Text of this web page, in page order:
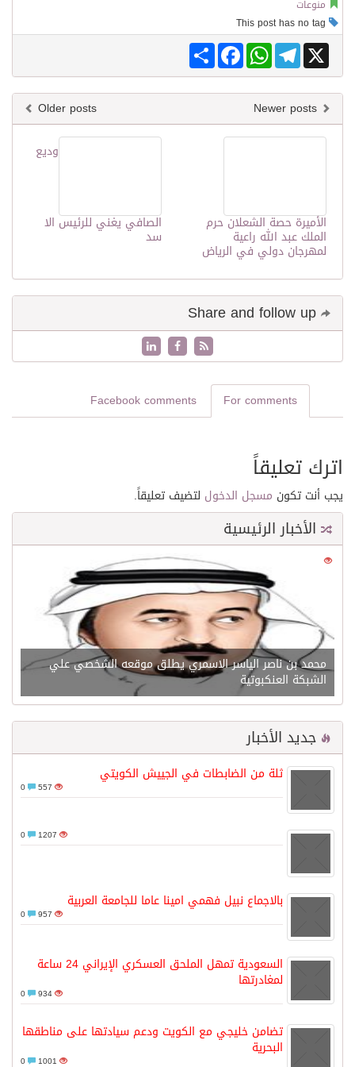
منوعات
Share
FacebookWhatsAppTelegram X
Older posts
وديع
الصافي يغني للرئيس الا
سد
الأميرة حصة الشعلان حرم
الملك عبد الله راعية
لمهرجان دولي في الرياض
For comments
Facebook comments
اترك تعليقاً
يجب أنت تكون مسجل الدخول لتضيف تعليقاً.
الأخبار الرئيسية
21529
محمد بن ناصر الياسر الاسمري يطلق موقعه الشخصي علي
الشبكة العنكبوتية
جديد الأخبار
ثلة من الضابطات في الجييش الكويتي
557
1207
بالاجماع نبيل فهمي امينا عاما للجامعة العربية
957
السعودية تمهل الملحق العسكري الإيراني 24 ساعة
لمغادرتها
934
تضامن خليجي مع الكويت ودعم سيادتها على مناطقها
البحرية
1001